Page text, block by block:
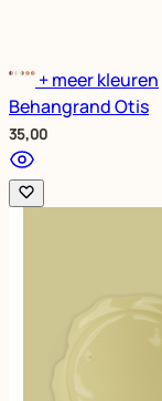
+ meer kleuren
Behangrand Otis
35,00